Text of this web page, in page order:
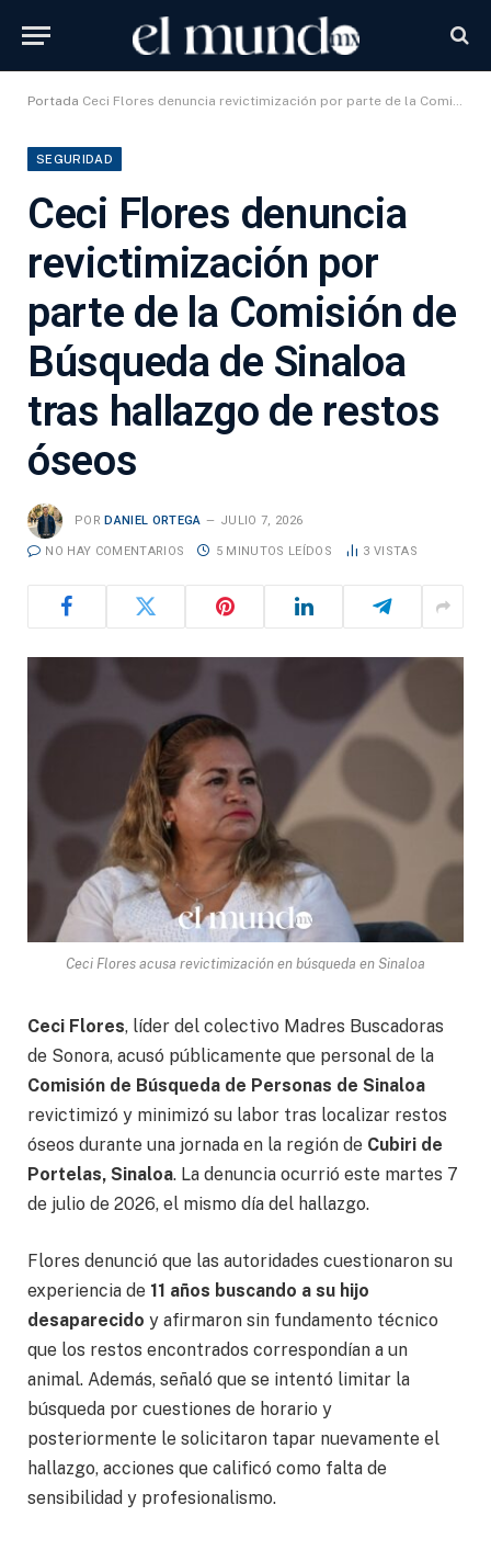
Portada Ceci Flores denuncia revictimización por parte de la Comisión de Búsqueda de Sinaloa tras hallazgo de restos óseos
SEGURIDAD
Ceci Flores denuncia
revictimización por
parte de la Comisión de
Búsqueda de Sinaloa
tras hallazgo de restos
óseos
POR DANIEL ORTEGA JULIO 7, 2026
NO HAY COMENTARIOS 5 MINUTOS LEÍDOS 3 VISTAS
Ceci Flores acusa revictimización en búsqueda en Sinaloa
Ceci Flores, líder del colectivo Madres Buscadoras
de Sonora, acusó públicamente que personal de la
Comisión de Búsqueda de Personas de Sinaloa
revictimizó y minimizó su labor tras localizar restos
óseos durante una jornada en la región de Cubiri de
Portelas, Sinaloa. La denuncia ocurrió este martes 7
de julio de 2026, el mismo día del hallazgo.
Flores denunció que las autoridades cuestionaron su
experiencia de 11 años buscando a su hijo
desaparecido y afirmaron sin fundamento técnico
que los restos encontrados correspondían a un
animal. Además, señaló que se intentó limitar la
búsqueda por cuestiones de horario y
posteriormente le solicitaron tapar nuevamente el
hallazgo, acciones que calificó como falta de
sensibilidad y profesionalismo.